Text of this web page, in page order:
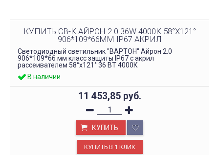
КУПИТЬ СВ-К АЙРОН 2.0 36W 4000К 58°X121°
906*109*66ММ IP67 АКРИЛ
Светодиодный светильник "ВАРТОН" Айрон 2.0
906*109*66 мм класс защиты IP67 с акрил
рассеивателем 58°x121° 36 ВТ 4000К
В наличии
11 453,85 руб.
КУПИТЬ